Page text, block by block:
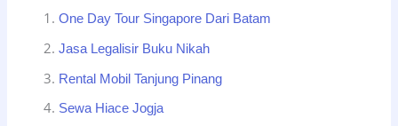
One Day Tour Singapore Dari Batam
Jasa Legalisir Buku Nikah
Rental Mobil Tanjung Pinang
Sewa Hiace Jogja